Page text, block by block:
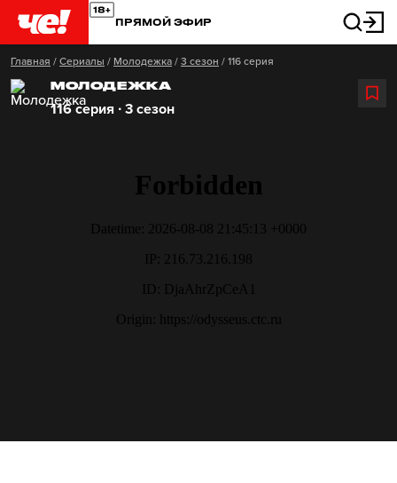
ПРЯМОЙ ЭФИР
Главная / Сериалы / Молодежка / 3 сезон / 116 серия
МОЛОДЕЖКА
116 серия ∙ 3 сезон